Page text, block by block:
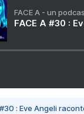
FACE A - un
FACE A #30 :
#30 : Eve Angeli